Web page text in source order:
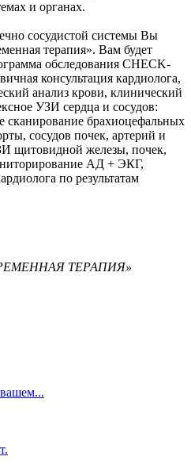
и органах.
сосудистой системы Вы
терапия». Вам будет
обследования CHECK-
консультация кардиолога,
анализ крови, клинический
УЗИ сердца и сосудов:
сканирование брахиоцефальных
сосудов почек, артерий и
щитовидной железы, почек,
АД + ЭКГ,
по результатам
ТЕРАПИЯ»